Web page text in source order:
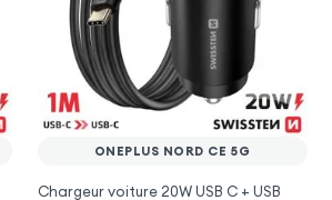
ONEPLUS NORD CE 5G
Chargeur voiture 20W USB C + USB